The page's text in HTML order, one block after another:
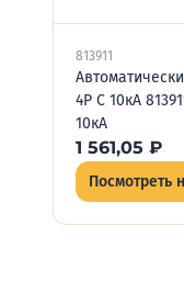
813911
4P C 10кА
10кА
1 561,05 ₽
Посмотреть